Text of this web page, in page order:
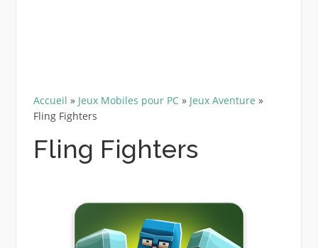
Accueil » Jeux Mobiles pour PC» Jeux Aventure »
Fling Fighters
Fling Fighters